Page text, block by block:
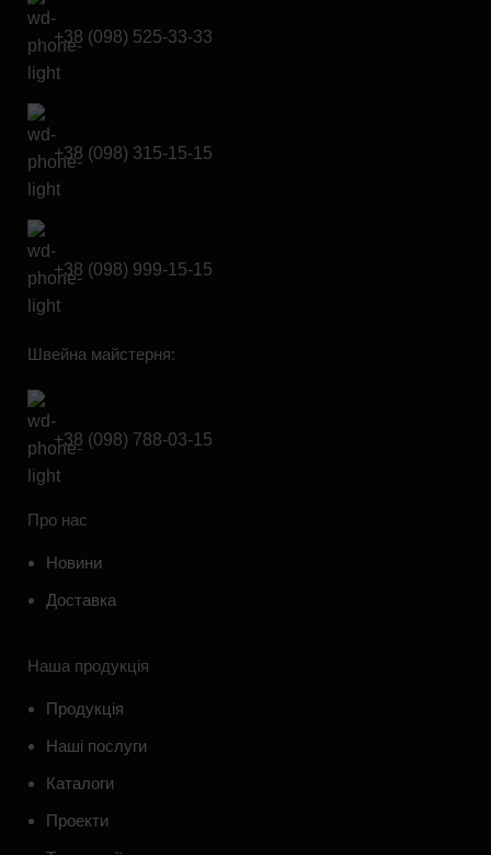
+38 (098) 525-33-33
+38 (098) 315-15-15
+38 (098) 999-15-15
Швейна майстерня:
+38 (098) 788-03-15
Про нас
Новини
Доставка
Наша продукція
Продукція
Наші послуги
Каталоги
Проекти